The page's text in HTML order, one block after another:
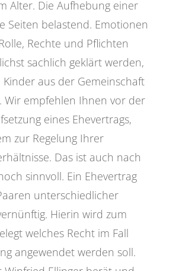
Alter. Die Aufhebung einer
Seiten belastend. Emotionen
Rechte und Pflichten
sachlich geklärt werden,
aus der Gemeinschaft
Wir empfehlen Ihnen vor der
eines Ehevertrags,
zur Regelung Ihrer
Das ist auch nach
sinnvoll. Ein Ehevertrag
unterschiedlicher
Hierin wird zum
welches Recht im Fall
angewendet werden soll.